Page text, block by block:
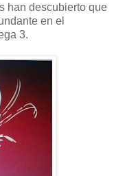
han descubierto que
en el
3.